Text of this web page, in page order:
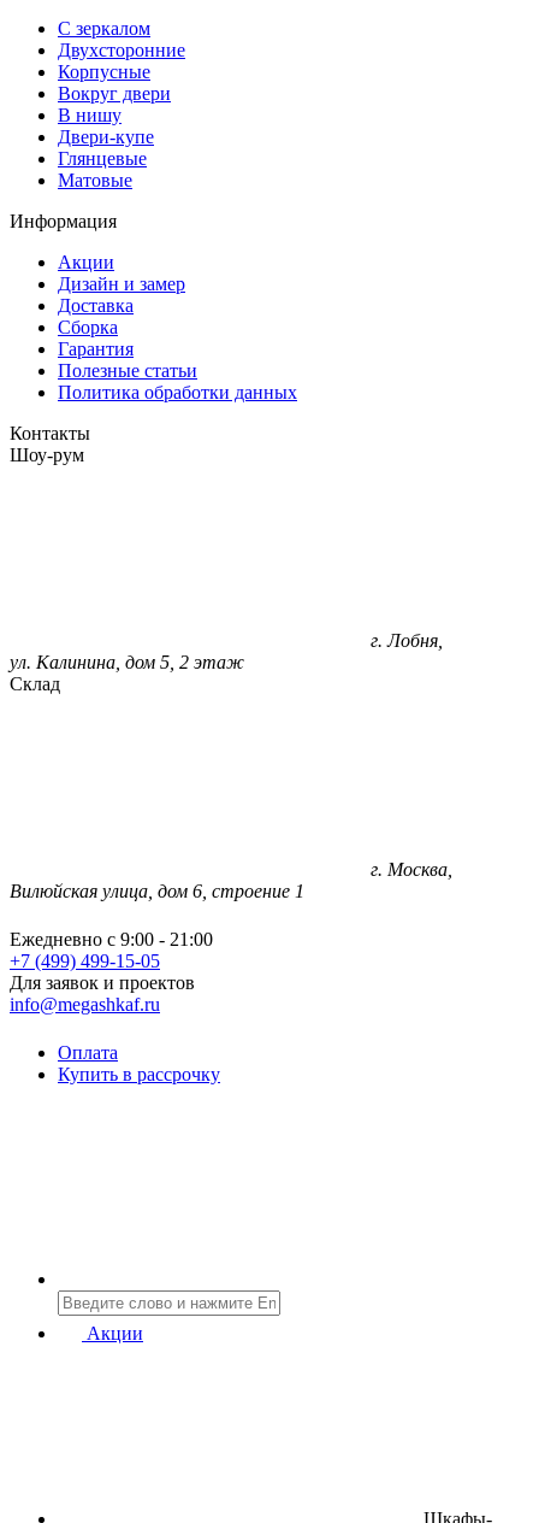
С зеркалом
Двухсторонние
Корпусные
Вокруг двери
В нишу
Двери-купе
Глянцевые
Матовые
Информация
Акции
Дизайн и замер
Доставка
Сборка
Гарантия
Полезные статьи
Политика обработки данных
Контакты
Шоу-рум
г. Лобня,
ул. Калинина, дом 5, 2 этаж
Склад
г. Москва,
Вилюйская улица, дом 6, строение 1
Ежедневно с 9:00 - 21:00
+7 (499) 499-15-05
Для заявок и проектов
info@megashkaf.ru
Оплата
Купить в рассрочку
Акции
Шкафы-